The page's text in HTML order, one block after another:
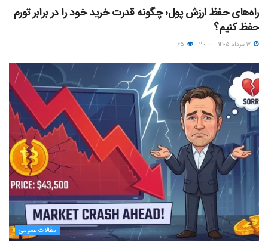
راه‌های حفظ ارزش پول؛ چگونه قدرت خرید خود را در برابر تورم
حفظ کنیم؟
مقالات عمومی